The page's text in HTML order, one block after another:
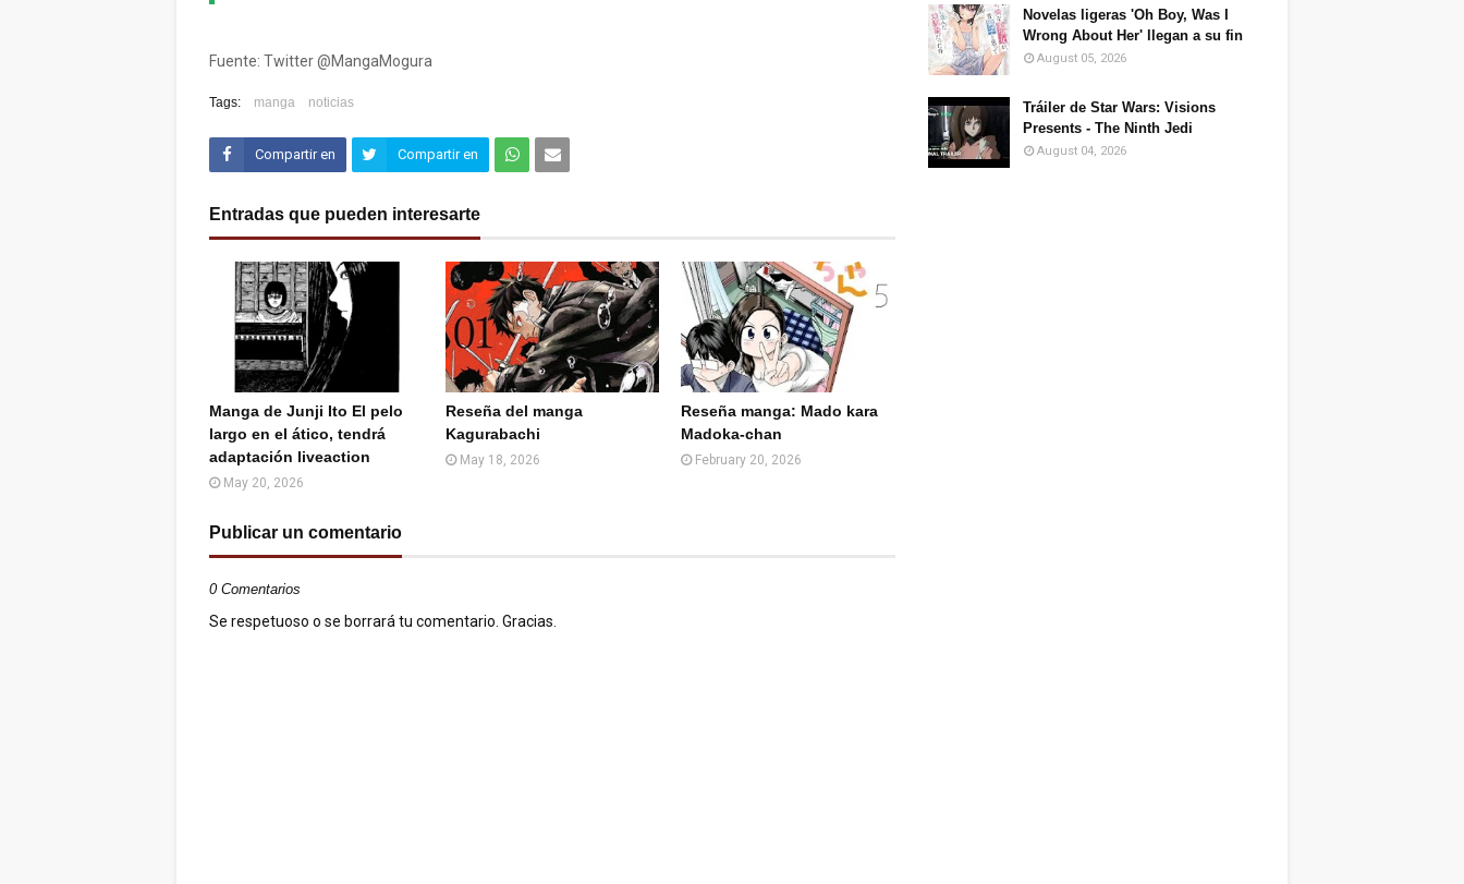
Fuente: Twitter @MangaMogura
Tags: manga noticias
Compartir en Compartir en
en
What
sApp
(Web
por
Email
Entradas que pueden interesarte
Manga de Junji Ito El pelo
largo en el ático, tendrá
adaptación liveaction
May 20, 2026
Reseña del manga
Kagurabachi
May 18, 2026
Reseña manga: Mado kara
Madoka-chan
February 20, 2026
Publicar un comentario
0 Comentarios
Se respetuoso o se borrará tu comentario. Gracias.
Novelas ligeras 'Oh Boy, Was I
Wrong About Her' llegan a su fin
August 05, 2026
Tráiler de Star Wars: Visions
Presents - The Ninth Jedi
August 04, 2026